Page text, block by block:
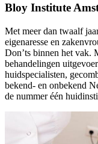
Bloy Institute
Met meer dan twaalf
eigenaresse en
Don’ts binnen het vak.
behandelingen
huidspecialisten,
bekend- en onbekend
de nummer één